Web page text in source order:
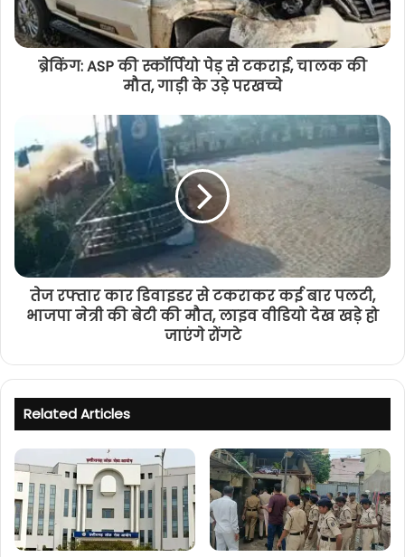
ब्रेकिंग: ASP की स्कॉर्पियो पेड़ से टकराई, चालक की
मौत, गाड़ी के उड़े परखच्चे
तेज रफ्तार कार डिवाइडर से टकराकर कई बार पलटी,
भाजपा नेत्री की बेटी की मौत, लाइव वीडियो देख खड़े हो
जाएंगे रोंगटे
Related Articles